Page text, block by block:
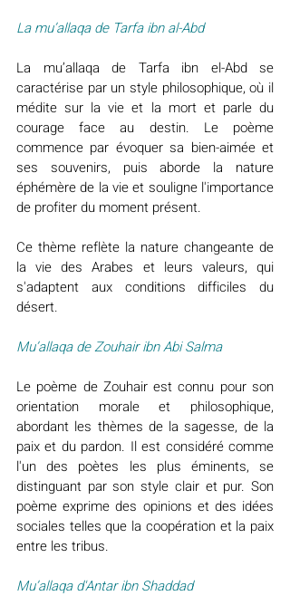
La mu’allaqa de Tarfa ibn al-Abd
La mu’allaqa de Tarfa ibn el-Abd se
caractérise par un style philosophique, où il
médite sur la vie et la mort et parle du
courage face au destin. Le poème
commence par évoquer sa bien-aimée et
ses souvenirs, puis aborde la nature
éphémère de la vie et souligne l'importance
de profiter du moment présent.
Ce thème reflète la nature changeante de
la vie des Arabes et leurs valeurs, qui
s'adaptent aux conditions difficiles du
désert.
Mu’allaqa de Zouhair ibn Abi Salma
Le poème de Zouhair est connu pour son
orientation morale et philosophique,
abordant les thèmes de la sagesse, de la
paix et du pardon. Il est considéré comme
l'un des poètes les plus éminents, se
distinguant par son style clair et pur. Son
poème exprime des opinions et des idées
sociales telles que la coopération et la paix
entre les tribus.
Mu’allaqa d'Antar ibn Shaddad